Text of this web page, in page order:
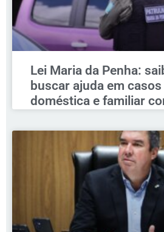
Lei Maria da Penha:
buscar ajuda em
doméstica e familiar